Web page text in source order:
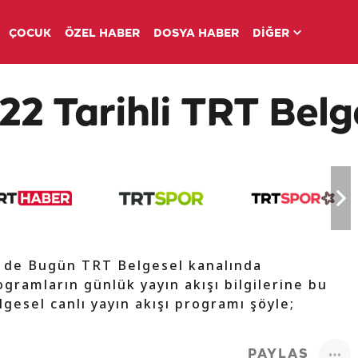
ÇOCUK ÖZEL HABER DOSYA HABER DİĞER
Tarihli TRT
de Bugün TRT Belgesel kanalında
günlük yayın akışı bilgilerine bu
canlı yayın akışı programı şöyle;
PAYLAŞ